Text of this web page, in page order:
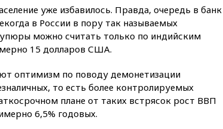
вчера, 22:20Путин назвал 76-ю
гвардейскую десантно-
штурмовую дивизию
легендарной
доклад о ситуации на
добропольском направлении
вчера, 21:58 Генпрокуратура
уже избавилось. Правда, очередь в банк
в России в пору так называемых
можно считать только по индийским
15 долларов США.
оптимизм по поводу демонетизации
то есть более контролируемых
плане от таких встрясок рост ВВП
6,5% годовых.